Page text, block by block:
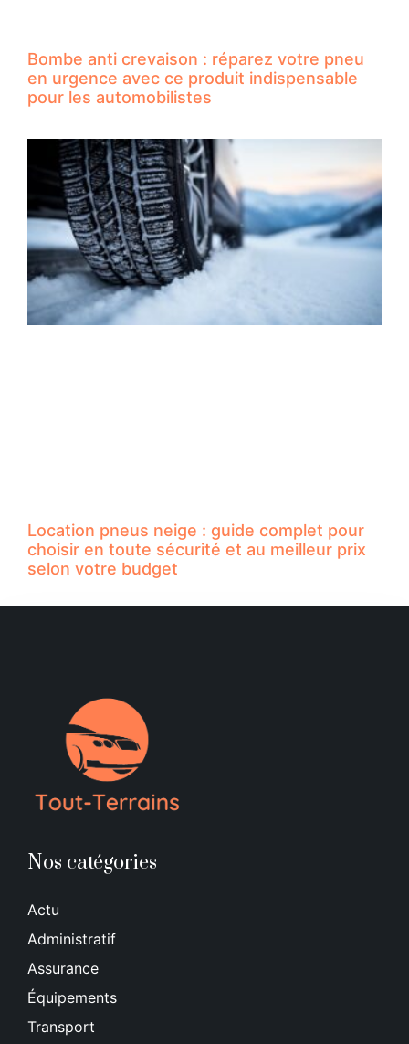
Bombe anti crevaison : réparez votre pneu
en urgence avec ce produit indispensable
pour les automobilistes
Location pneus neige : guide complet pour
choisir en toute sécurité et au meilleur prix
selon votre budget
Nos catégories
Actu
Administratif
Assurance
Équipements
Transport